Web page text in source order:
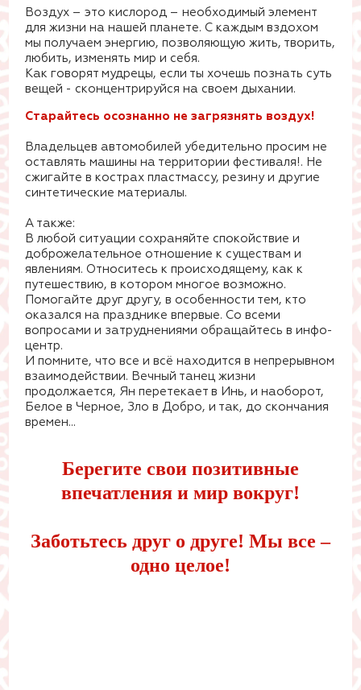
Воздух – это кислород – необходимый элемент
для жизни на нашей планете. С каждым вздохом
мы получаем энергию, позволяющую жить, творить,
любить, изменять мир и себя.
Как говорят мудрецы, если ты хочешь познать суть
вещей - сконцентрируйся на своем дыхании.
Старайтесь осознанно не загрязнять воздух!
Владельцев автомобилей убедительно просим не
оставлять машины на территории фестиваля!. Не
сжигайте в кострах пластмассу, резину и другие
синтетические материалы.
А также:
В любой ситуации сохраняйте спокойствие и
доброжелательное отношение к существам и
явлениям. Относитесь к происходящему, как к
путешествию, в котором многое возможно.
Помогайте друг другу, в особенности тем, кто
оказался на празднике впервые. Со всеми
вопросами и затруднениями обращайтесь в инфо-
центр.
И помните, что все и всё находится в непрерывном
взаимодействии. Вечный танец жизни
продолжается, Ян перетекает в Инь, и наоборот,
Белое в Черное, Зло в Добро, и так, до скончания
времен…
Берегите свои позитивные
впечатления и мир вокруг!
Заботьтесь друг о друге! Мы все –
одно целое!